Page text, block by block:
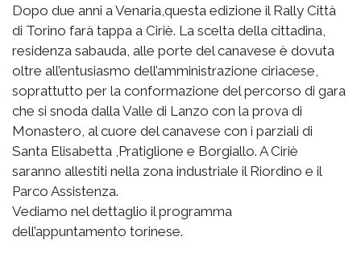
Dopo due anni a Venaria,questa edizione il Rally Città
di Torino farà tappa a Ciriè. La scelta della cittadina,
residenza sabauda, alle porte del canavese è dovuta
oltre all’entusiasmo dell’amministrazione ciriacese,
soprattutto per la conformazione del percorso di gara
che si snoda dalla Valle di Lanzo con la prova di
Monastero, al cuore del canavese con i parziali di
Santa Elisabetta ,Pratiglione e Borgiallo. A Ciriè
saranno allestiti nella zona industriale il Riordino e il
Parco Assistenza.
Vediamo nel dettaglio il programma
dell’appuntamento torinese.